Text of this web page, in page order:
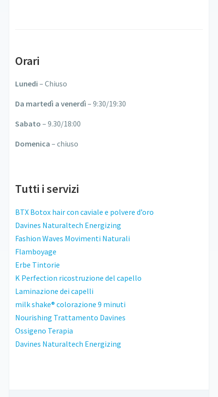
Orari
Lunedi – Chiuso
Da martedì a venerdì – 9:30/19:30
Sabato – 9.30/18:00
Domenica – chiuso
Tutti i servizi
BTX Botox hair con caviale e polvere d’oro
Davines Naturaltech Energizing
Fashion Waves Movimenti Naturali
Flamboyage
Erbe Tintorie
K Perfection ricostruzione del capello
Laminazione dei capelli
milk shake® colorazione 9 minuti
Nourishing Trattamento Davines
Ossigeno Terapia
Davines Naturaltech Energizing